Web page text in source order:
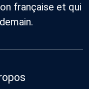
française et qui